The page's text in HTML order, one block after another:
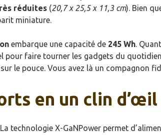
réduites (20,7 x 25,5 x 11,3 cm). Bien
miniature.
embarque une capacité de 245 Wh.
pour faire tourner les gadgets du
le pouce. Vous avez là un compagnon
en un clin d’œil
La technologie X-GaNPower permet